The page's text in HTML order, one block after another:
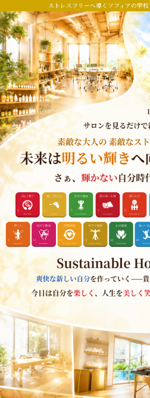
ストレスフリーへ導くソフィアの学